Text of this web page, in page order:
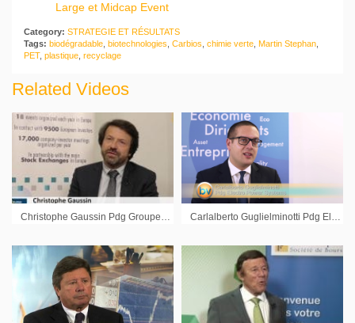
Large et Midcap Event
Category: STRATEGIE ET RÉSULTATS
Tags: biodégradable biotechnologies Carbios chimie verte Martin Stephan
PET, plastique recyclage
Related Videos
Christophe Gaussin Pdg Groupe Gaussin : « La priorité c’est de délivrer les stocks qui sont financés » Carlalberto Guglielminotti Pdg Electro Power Systems : « Des solutions propres à des coûts plus faibles »